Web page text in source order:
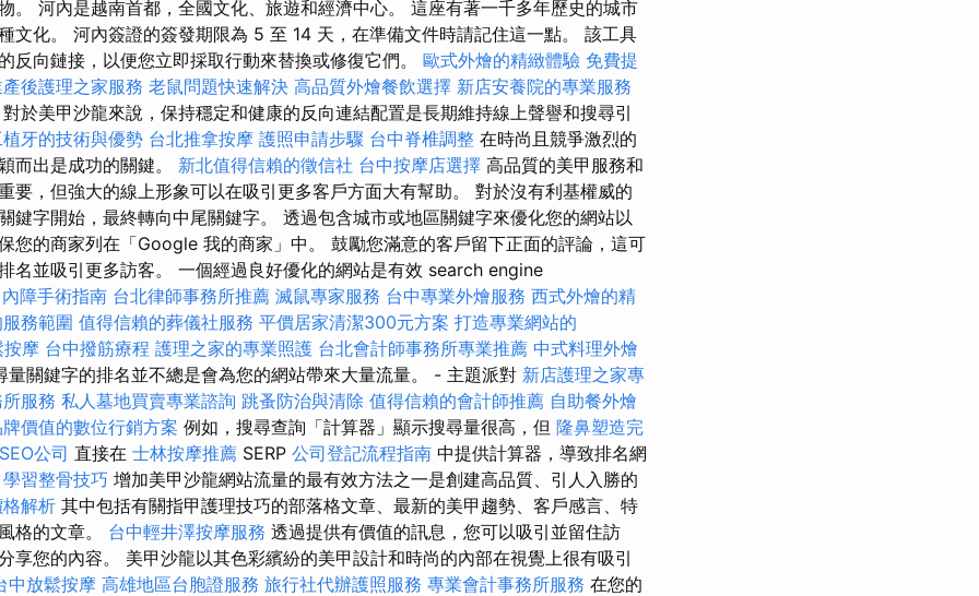
。 河內是越南首都，全國文化、旅遊和經濟中心。 這座有著一千多年歷史的城市
文化。 河內簽證的簽發期限為 5 至 14 天，在準備文件時請記住這一點。 該工具
反向鏈接，以便您立即採取行動來替換或修復它們。 歐式外燴的精緻體驗 免費提
後護理之家服務 老鼠問題快速解決 高品質外燴餐飲選擇 新店安養院的專業服務
對於美甲沙龍來說，保持穩定和健康的反向連結配置是長期維持線上聲譽和搜尋引
植牙的技術與優勢 台北推拿按摩 護照申請步驟 台中脊椎調整 在時尚且競爭激烈的
而出是成功的關鍵。 新北值得信賴的徵信社 台中按摩店選擇 高品質的美甲服務和
要，但強大的線上形象可以在吸引更多客戶方面大有幫助。 對於沒有利基權威的
鍵字開始，最終轉向中尾關鍵字。 透過包含城市或地區關鍵字來優化您的網站以
您的商家列在「Google 我的商家」中。 鼓勵您滿意的客戶留下正面的評論，這可
名並吸引更多訪客。 一個經過良好優化的網站是有效 search engine
障手術指南 台北律師事務所推薦 滅鼠專家服務 台中專業外燴服務 西式外燴的精
務範圍 值得信賴的葬儀社服務 平價居家清潔300元方案 打造專業網站的
按摩 台中撥筋療程 護理之家的專業照護 台北會計師事務所專業推薦 中式料理外燴
量關鍵字的排名並不總是會為您的網站帶來大量流量。 - 主題派對 新店護理之家專
服務 私人墓地買賣專業諮詢 跳蚤防治與清除 值得信賴的會計師推薦 自助餐外燴
價值的數位行銷方案 例如，搜尋查詢「計算器」顯示搜尋量很高，但 隆鼻塑造完
公司 直接在 士林按摩推薦 SERP 公司登記流程指南 中提供計算器，導致排名網
學習整骨技巧 增加美甲沙龍網站流量的最有效方法之一是創建高品質、引人入勝的
解析 其中包括有關指甲護理技巧的部落格文章、最新的美甲趨勢、客戶感言、特
格的文章。 台中輕井澤按摩服務 透過提供有價值的訊息，您可以吸引並留住訪
享您的內容。 美甲沙龍以其色彩繽紛的美甲設計和時尚的內部在視覺上很有吸引
中放鬆按摩 高雄地區台胞證服務 旅行社代辦護照服務 專業會計事務所服務 在您的